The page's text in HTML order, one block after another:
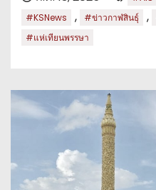
#KSNews , #ข่าวกาฬสินธุ์ ,
#แห่เทียนพรรษา